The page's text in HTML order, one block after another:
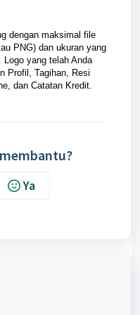
dengan maksimal file
PNG) dan ukuran yang
yang telah Anda
Profil, Tagihan, Resi
dan Catatan Kredit.
Ya